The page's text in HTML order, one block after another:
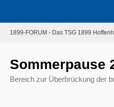
1899-FORUM - Das TSG 1899
Sommerpause
Bereich zur Überbrückung der